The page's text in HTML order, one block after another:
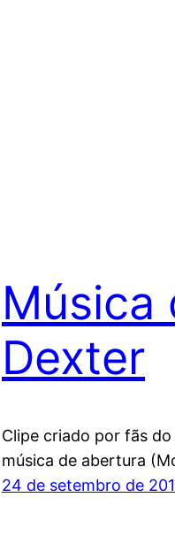
Música
Dexter
Clipe criado por fãs
música de abertura
24 de setembro de